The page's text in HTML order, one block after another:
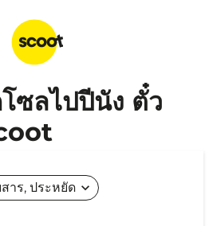
ซลไปปีนัง ตั๋ว
สาร, ประหยัด expand_more